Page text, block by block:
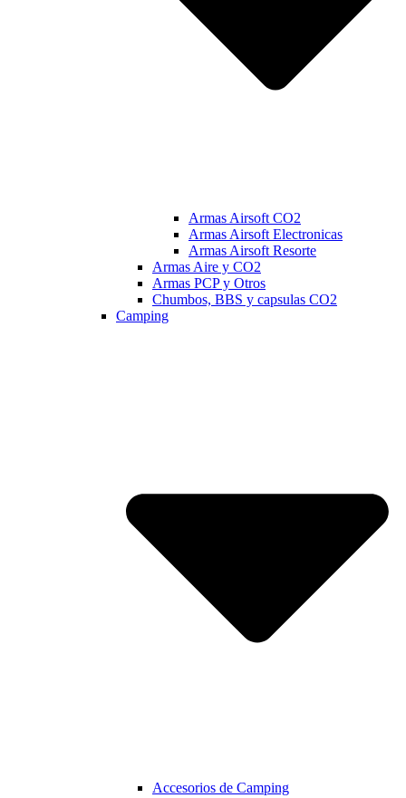
Armas Airsoft CO2
Armas Airsoft Electronicas
Armas Airsoft Resorte
Armas Aire y CO2
Armas PCP y Otros
Chumbos, BBS y capsulas CO2
Camping
Accesorios de Camping